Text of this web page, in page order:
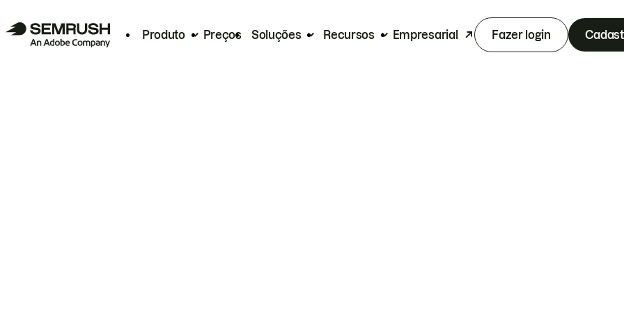
Produto Preços Soluções Recursos Empresarial Fazer login